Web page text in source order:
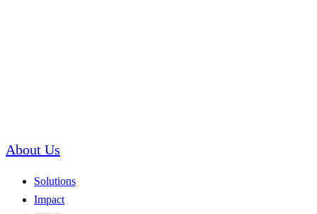
About Us
Solutions
Impact